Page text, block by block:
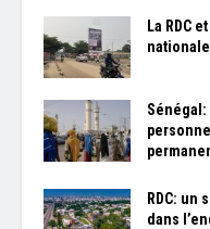
La RDC
Sénégal:
RDC: un
dans